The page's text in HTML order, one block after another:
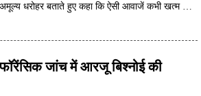
धरोहर बताते हुए कहा कि ऐसी आवाजें कभी खत्म नहीं
जांच में आरजू बिश्नोई की